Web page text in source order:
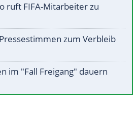
ruft FIFA-Mitarbeiter zu
zum Verbleib
im "Fall Freigang" dauern